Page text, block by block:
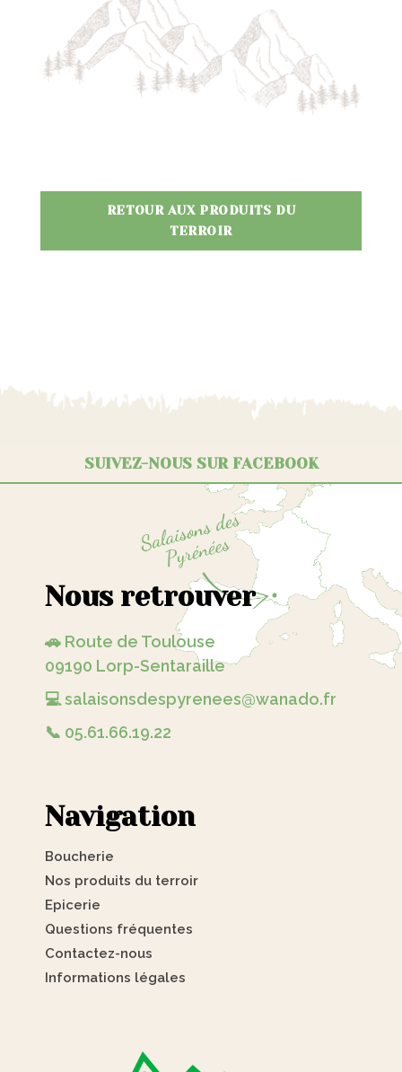
RETOUR AUX PRODUITS DU
TERROIR
SUIVEZ-NOUS SUR FACEBOOK
Nous retrouver
🚗 Route de Toulouse
09190 Lorp-Sentaraille
💻 salaisonsdespyrenees@wanado.fr
📞 05.61.66.19.22
Navigation
Boucherie
Nos produits du terroir
Epicerie
Questions fréquentes
Contactez-nous
Informations légales